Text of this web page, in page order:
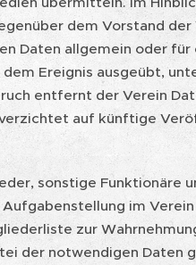
dem Vorstand
Daten allgemein oder für
Ereignis ausgeübt,
entfernt der Verein
auf künftige
sonstige Funktionäre
im
zur
der notwendigen Daten